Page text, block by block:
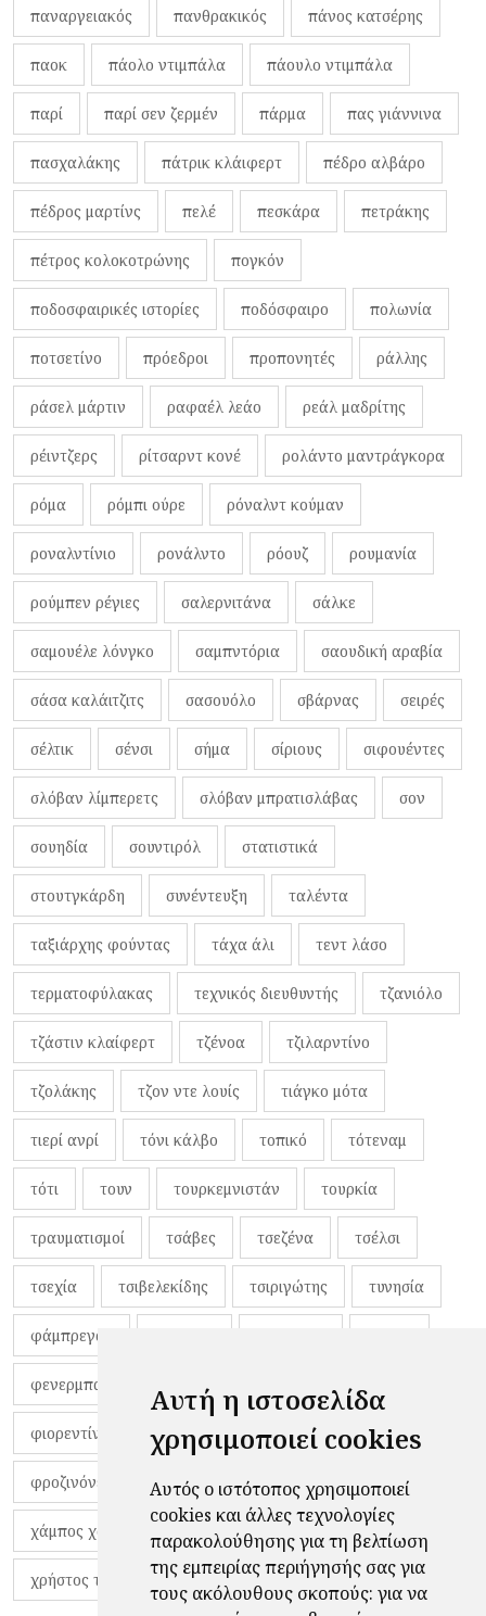
Αυτή η ιστοσελίδα
χρησιμοποιεί cookies
Αυτός ο ιστότοπος χρησιμοποιεί
cookies και άλλες τεχνολογίες
παρακολούθησης για τη βελτίωση
της εμπειρίας περιήγησής σας για
τους ακόλουθους σκοπούς: για να
παναργειακός πανθρακικός πάνος κατσέρης
παοκ πάολο ντιμπάλα πάουλο ντιμπάλα
παρί παρί σεν ζερμέν πάρμα πας γιάννινα
πασχαλάκης πάτρικ κλάιφερτ πέδρο αλβάρο
πέδρος μαρτίνς πελέ πεσκάρα πετράκης
πέτρος κολοκοτρώνης πογκόν
ποδοσφαιρικές ιστορίες ποδόσφαιρο πολωνία
ποτσετίνο πρόεδροι προπονητές ράλλης
ράσελ μάρτιν ραφαέλ λεάο ρεάλ μαδρίτης
ρέιντζερς ρίτσαρντ κονέ ρολάντο μαντράγκορα
ρόμα ρόμπι ούρε ρόναλντ κούμαν
ροναλντίνιο ρονάλντο ρόουζ ρουμανία
ρούμπεν ρέγιες σαλερνιτάνα σάλκε
σαμουέλε λόνγκο σαμπντόρια σαουδική αραβία
σάσα καλάιτζιτς σασουόλο σβάρνας σειρές
σέλτικ σένσι σήμα σίριους σιφουέντες
σλόβαν λίμπερετς σλόβαν μπρατισλάβας σον
σουηδία σουντιρόλ στατιστικά
στουτγκάρδη συνέντευξη ταλέντα
ταξιάρχης φούντας τάχα άλι τεντ λάσο
τερματοφύλακας τεχνικός διευθυντής τζανιόλο
τζάστιν κλαίφερτ τζένοα τζιλαρντίνο
τζολάκης τζον ντε λουίς τιάγκο μότα
τιερί ανρί τόνι κάλβο τοπικό τότεναμ
τότι τουν τουρκεμνιστάν τουρκία
τραυματισμοί τσάβες τσεζένα τσέλσι
τσεχία τσιβελεκίδης τσιριγώτης τυνησία
φάμπρεγας
φενερμπαχτσέ φερνάντο τόρες φίλαθλοι
φιορεντίνα φιρμίνο φρανκ ντε μπουρ
φροζινόνε φωκικός χαβίτο
χάμπος χαραλάμπους χάρι πότερ
χρήστος τζόλης